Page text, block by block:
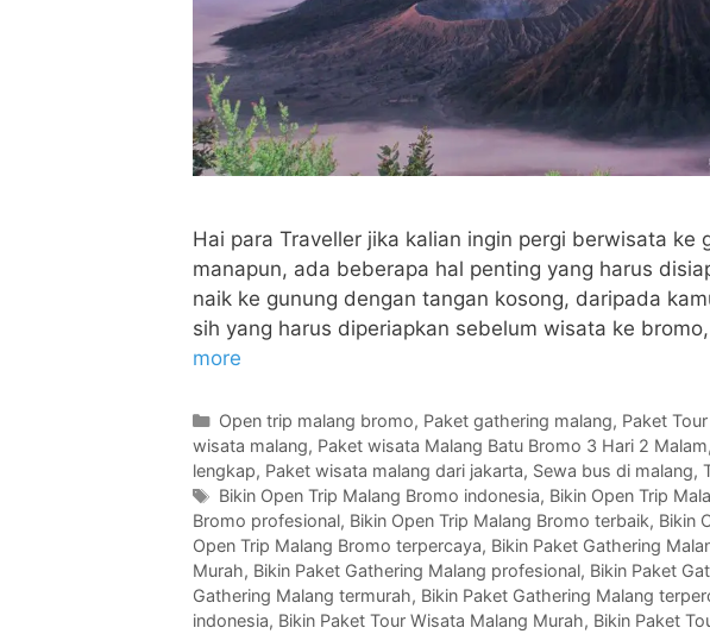
Hai para Traveller jika kalian ingin pergi berwisata ke
manapun, ada beberapa hal penting yang harus
naik ke gunung dengan tangan kosong, daripada
sih yang harus diperiapkan sebelum wisata ke
more
Open trip malang bromo, Paket gathering malang, Paket
wisata malang, Paket wisata Malang Batu Bromo 3 Hari 2 Malam,
lengkap, Paket wisata malang dari jakarta, Sewa bus di malang,
Bikin Open Trip Malang Bromo indonesia, Bikin Open Trip
Bromo profesional, Bikin Open Trip Malang Bromo terbaik, Bikin
Open Trip Malang Bromo terpercaya, Bikin Paket Gathering
Murah, Bikin Paket Gathering Malang profesional, Bikin Paket
Gathering Malang termurah, Bikin Paket Gathering Malang
indonesia, Bikin Paket Tour Wisata Malang Murah, Bikin Paket